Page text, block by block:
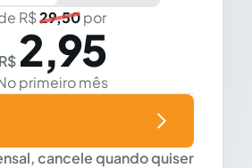
R$29,50por
R$ 2,95
primeiro mês
cancele quando quiser